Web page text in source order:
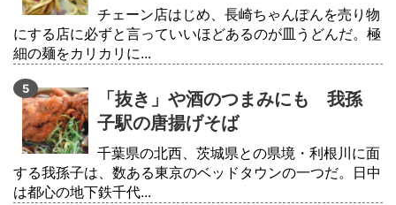
チェーン店はじめ、長崎ちゃんぽんを売り物
にする店に必ずと言っていいほどあるのが皿うどんだ。極
細の麺をカリカリに...
「抜き」や酒のつまみにも 我孫
子駅の唐揚げそば
千葉県の北西、茨城県との県境・利根川に面
する我孫子は、数ある東京のベッドタウンの一つだ。日中
は都心の地下鉄千代...